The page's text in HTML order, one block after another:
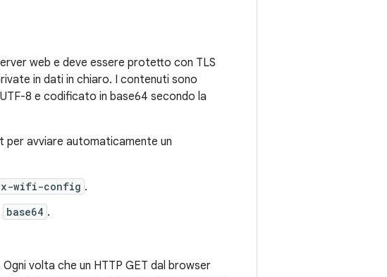
web e deve essere protetto con TLS
in dati in chiaro. I contenuti sono
8 e codificato in base64 secondo la
per avviare automaticamente un
wifi-config .
base64 .
volta che un HTTP GET dal browser